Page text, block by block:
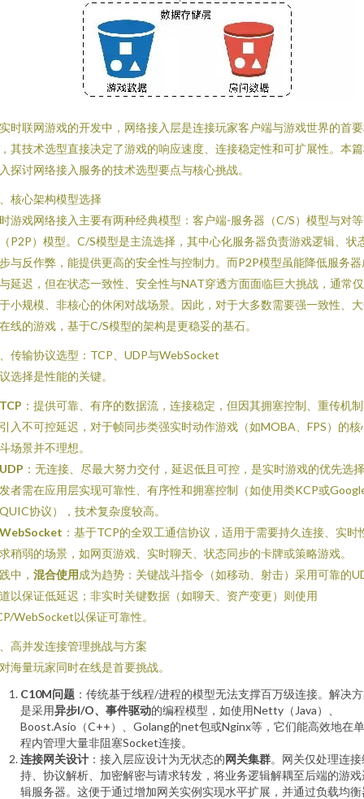
时联网游戏的开发中，网络接入层是连接玩家客户端与游戏世界的首
其技术选型直接决定了游戏的响应速度、连接稳定性和可扩展性。本
探讨网络接入服务的技术选型要点与核心挑战。
核心架构模型选择
游戏网络接入主要有两种经典模型：客户端-服务器（C/S）模型与对
P2P）模型。C/S模型是主流选择，其中心化服务器负责游戏逻辑、状
与反作弊，能提供更高的安全性与控制力。而P2P模型虽能降低服务器
延迟，但在状态一致性、安全性与NAT穿透方面面临巨大挑战，通常
小规模、非核心的休闲对战场景。因此，对于大多数需要强一致性、
线的游戏，基于C/S模型的架构是更稳妥的基石。
传输协议选型：TCP、UDP与WebSocket
选择是性能的关键。
TCP ：提供可靠、有序的数据流，连接稳定，但因其拥塞控制、重传机
入不可控延迟，对于帧同步类强实时动作游戏（如MOBA、FPS）的核
场景并不理想。
UDP ：无连接、尽最大努力交付，延迟低且可控，是实时游戏的优先选
者需在应用层实现可靠性、有序性和拥塞控制（如使用类KCP或
协议），技术复杂度较高。
WebSocket ：基于TCP的全双工通信协议，适用于需要持久连接、实时
稍弱的场景，如网页游戏、实时聊天、状态同步的卡牌或策略游戏。
中， 混合使用成为趋势：关键战斗指令（如移动、射击）采用可靠的
以保证低延迟；非实时关键数据（如聊天、资产变更）则使用
WebSocket以保证可靠性。
高并发连接管理挑战与方案
海量玩家同时在线是首要挑战。
C10M问题 ：传统基于线程/进程的模型无法支撑百万级连接。解决
是采用异步I/O、事件驱动的编程模型，如使用Netty（Java）、
Boost.Asio（C++）、Golang的net包或Nginx等，它们能高效地在
程内管理大量非阻塞Socket连接。
连接网关设计 ：接入层应设计为无状态的网关集群。网关仅处理连接
持、协议解析、加密解密与请求转发，将业务逻辑解耦至后端的游戏
辑服务器。这便于通过增加网关实例实现水平扩展，并通过负载均衡